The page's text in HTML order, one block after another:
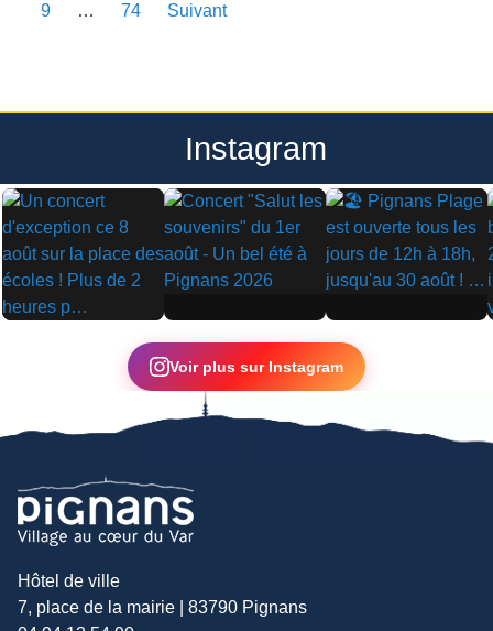
9 … 74 Suivant
Instagram
▶
▶ ▶
Voir plus sur Instagram
Hôtel de ville
7, place de la mairie | 83790 Pignans